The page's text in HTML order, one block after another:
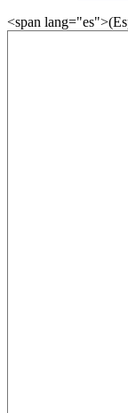
<span